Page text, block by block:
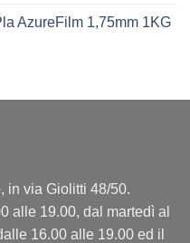
AzureFilm 1,75mm 1KG
in via Giolitti 48/50.
alle 19.00, dal martedì al
16.00 alle 19.00 ed il